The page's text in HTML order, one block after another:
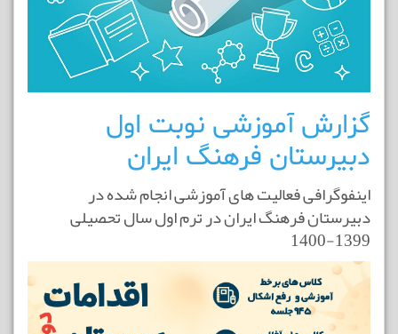
گزارش آموزشی نوبت اول
دبیرستان فرهنگ ایران
اینفوگرافی فعالیت های آموزشی انجام شده در
دبیرستان فرهنگ ایران در ترم اول سال تحصیلی
1399-1400